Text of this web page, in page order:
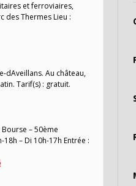
et ferroviaires,
des Thermes Lieu :
dAveillans. Au château,
Tarif(s) : gratuit.
– 50ème
– Di 10h-17h Entrée :